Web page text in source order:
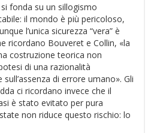
fonda su un sillogismo
il mondo è più pericoloso,
l’unica sicurezza “vera” è
ricordano Bouveret e Collin, «la
costruzione teorica non
di una razionalità
di errore umano». Gli
ci ricordano invece che il
è stato evitato per pura
non riduce questo rischio: lo